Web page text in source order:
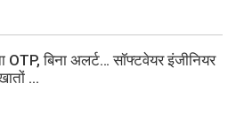
OTP, बिना अलर्ट… सॉफ्टवेयर इंजीनियर
...